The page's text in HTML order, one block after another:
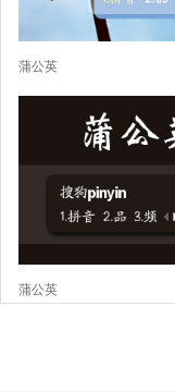
蒲公英
蒲公英